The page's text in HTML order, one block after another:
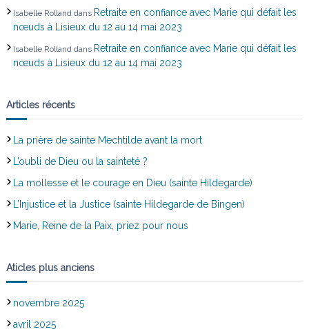
e
Isabelle Rolland dans Retraite en confiance avec Marie qui défait les
nœuds à Lisieux du 12 au 14 mai 2023
Isabelle Rolland dans Retraite en confiance avec Marie qui défait les
nœuds à Lisieux du 12 au 14 mai 2023
Articles récents
La prière de sainte Mechtilde avant la mort
L’oubli de Dieu ou la sainteté ?
La mollesse et le courage en Dieu (sainte Hildegarde)
L’Injustice et la Justice (sainte Hildegarde de Bingen)
Marie, Reine de la Paix, priez pour nous
Aticles plus anciens
novembre 2025
avril 2025